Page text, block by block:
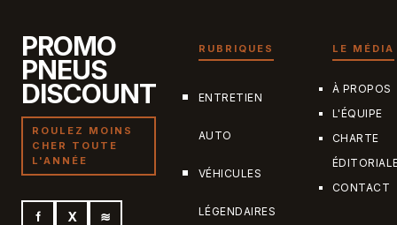
PROMO
PNEUS
DISCOUNT
ROULEZ MOINS
CHER TOUTE
L'ANNÉE
f X ≋
RUBRIQUES
ENTRETIEN
AUTO
VÉHICULES
LÉGENDAIRES
LE MÉDIA
À PROPOS
L'ÉQUIPE
CHARTE
CONTACT